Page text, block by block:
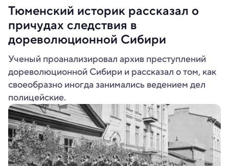
Тюменский историк рассказал о
причудах следствия в
дореволюционной Сибири
Ученый проанализировал архив преступлений
дореволюционной Сибири и рассказал о том, как
своеобразно иногда занимались ведением дел
полицейские.